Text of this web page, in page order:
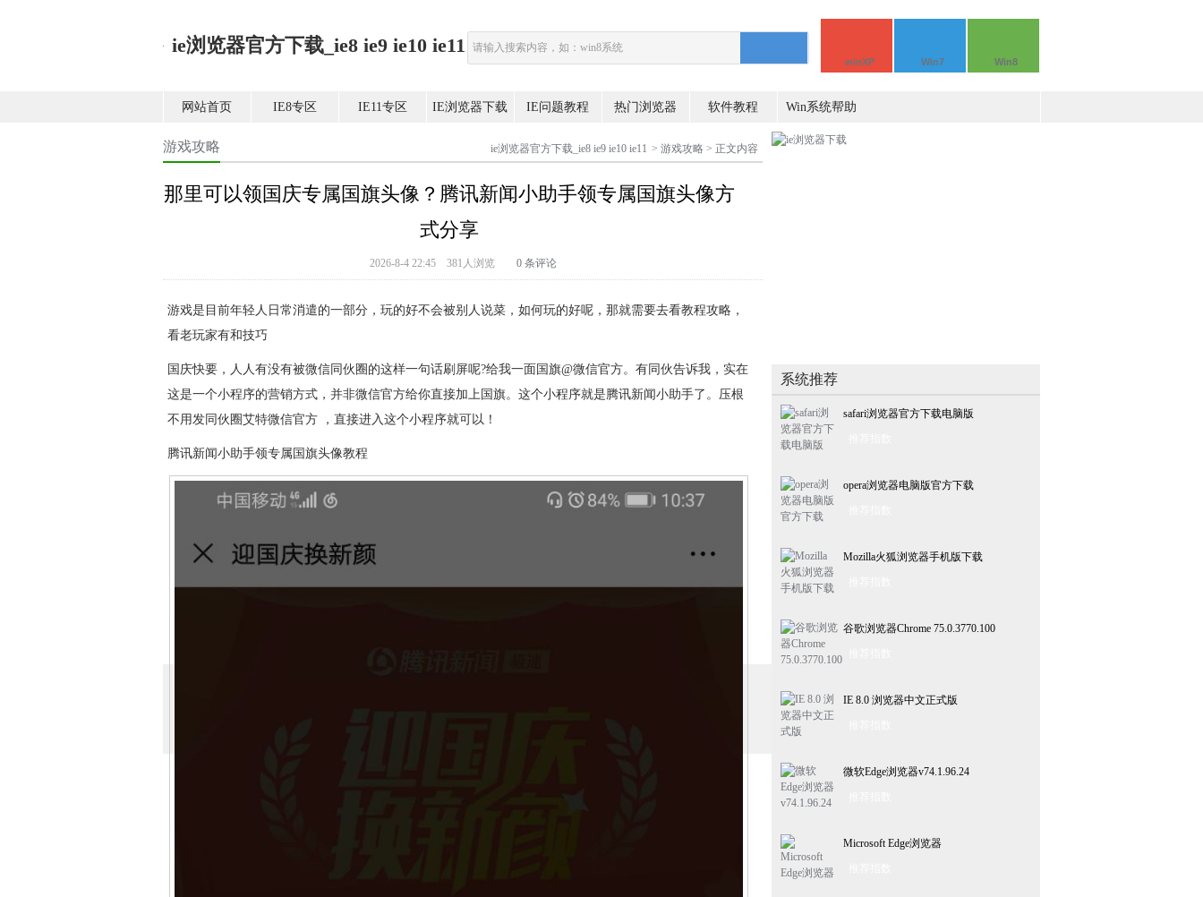
ie浏览器官方下载_ie8 ie9 ie10 ie11
winXP Win7 Win8
网站首页 IE8专区 IE11专区 IE浏览器下载 IE问题教程 热门浏览器 软件教程 Win系统帮助
游戏攻略 ie浏览器官方下载_ie8 ie9 ie10 ie11 > 游戏攻略 > 正文内容
那里可以领国庆专属国旗头像？腾讯新闻小助手领专属国旗头像方
式分享
2026-8-4 22:45 381人浏览 0 条评论
游戏是目前年轻人日常消遣的一部分，玩的好不会被别人说菜，如何玩的好呢，那就需要去看教程攻略，
看老玩家有和技巧
国庆快要，人人有没有被微信同伙圈的这样一句话刷屏呢?给我一面国旗@微信官方。有同伙告诉我，实在
这是一个小程序的营销方式，并非微信官方给你直接加上国旗。这个小程序就是腾讯新闻小助手了。压根
不用发同伙圈艾特微信官方 ，直接进入这个小程序就可以！
腾讯新闻小助手领专属国旗头像教程
系统推荐
safari浏览器官方下载电脑版
opera浏览器电脑版官方下载
Mozilla火狐浏览器手机版下载
谷歌浏览器Chrome 75.0.3770.100
IE 8.0 浏览器中文正式版
微软Edge浏览器v74.1.96.24
Microsoft Edge浏览器